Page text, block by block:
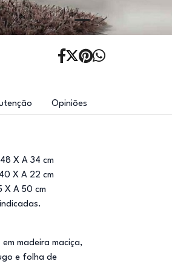
Opiniões
X A 34 cm
X A 22 cm
X A 50 cm
madeira maciça,
e folha de